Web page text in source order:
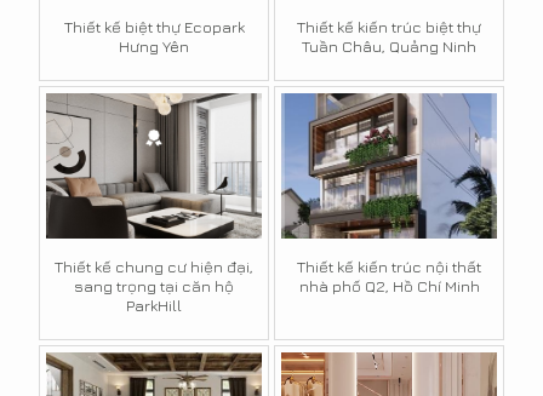
Thiết kế biệt thự Ecopark
Hưng Yên
Thiết kế kiến trúc biệt thự
Tuần Châu, Quảng Ninh
Thiết kế chung cư hiện đại,
sang trọng tại căn hộ
ParkHill
Thiết kế kiến trúc nội thất
nhà phố Q2, Hồ Chí Minh